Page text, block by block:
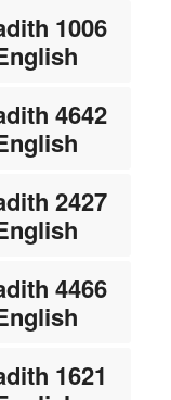
1006
4642
2427
4466
1621